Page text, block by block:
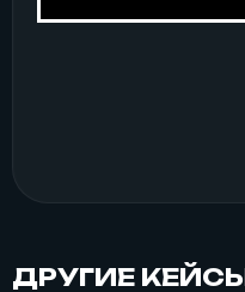
ДРУГИЕ КЕЙСЫ